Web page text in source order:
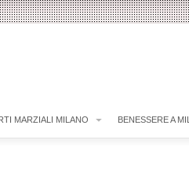
MARZIALI MILANO BENESSERE A